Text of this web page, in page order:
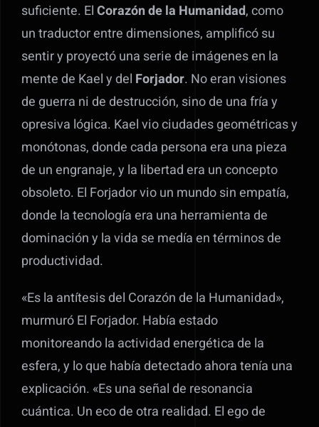
suficiente. ElCorazón de la Humanidad, como
un traductor entre dimensiones, amplificó su
sentir y proyectó una serie de imágenes en la
mente de Kael y del Forjador. No eran visiones
de guerra ni de destrucción, sino de una fría y
opresiva lógica. Kael vio ciudades geométricas y
monótonas, donde cada persona era una pieza
de un engranaje, y la libertad era un concepto
obsoleto. El Forjador vio un mundo sin empatía,
donde la tecnología era una herramienta de
dominación y la vida se medía en términos de
productividad.
«Es la antítesis del Corazón de la Humanidad»,
murmuró El Forjador. Había estado
monitoreando la actividad energética de la
esfera, y lo que había detectado ahora tenía una
explicación. «Es una señal de resonancia
cuántica. Un eco de otra realidad. El ego de